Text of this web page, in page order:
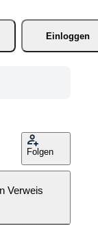
Einloggen
Folgen
Verweis